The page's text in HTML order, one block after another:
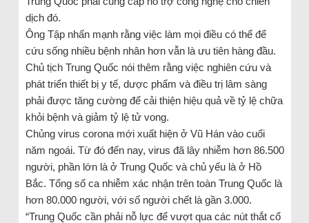
dịch đó.
Ông Tập nhấn mạnh rằng việc làm mọi điều có thể để
cứu sống nhiều bệnh nhân hơn vẫn là ưu tiên hàng đầu.
Chủ tịch Trung Quốc nói thêm rằng việc nghiên cứu và
phát triển thiết bị y tế, dược phẩm và điều trị lâm sàng
phải được tăng cường để cải thiện hiệu quả về tỷ lệ chữa
khỏi bệnh và giảm tỷ lệ tử vong.
Chủng virus corona mới xuất hiện ở Vũ Hán vào cuối
năm ngoái. Từ đó đến nay, virus đã lây nhiễm hơn 86.500
người, phần lớn là ở Trung Quốc và chủ yếu là ở Hồ
Bắc. Tổng số ca nhiễm xác nhận trên toàn Trung Quốc là
hơn 80.000 người, với số người chết là gần 3.000.
“Trung Quốc cần phải nỗ lực để vượt qua các nút thắt cổ